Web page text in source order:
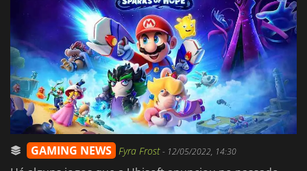
GAMING NEWS Fyra Frost- 12/05/2022, 14:30